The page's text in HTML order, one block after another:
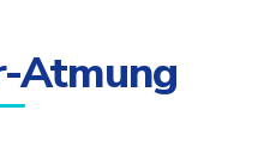
Atmung